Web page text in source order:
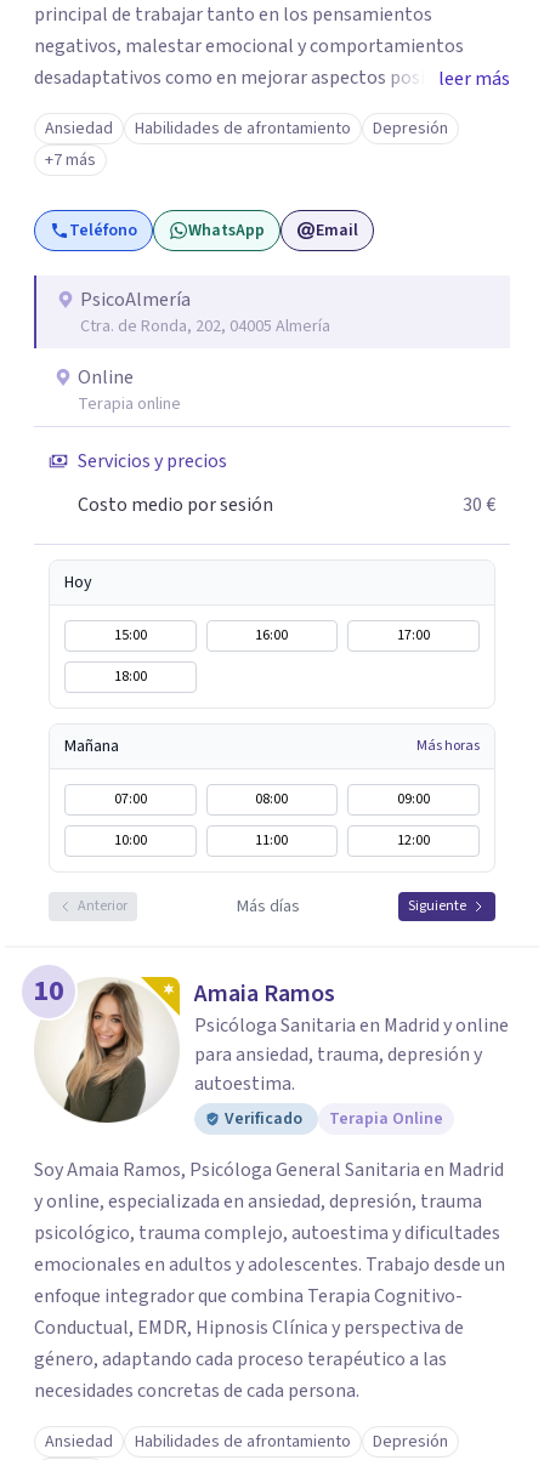
principal de trabajar tanto en los pensamientos
negativos, malestar emocional y comportamientos
desadaptativos como en mejorar aspectos positivos,
habilidades y desarrollo personal. ¡Tus objetivos son los
míos y juntos los alcanzaremos!. Mi objetivo principal es
que consigas el bienestar y equilibrio que buscas, siendo
consciente de que cada persona es diferente y por ello
inicialmente realizaremos una adecuada evaluación para
personalizado. Utilizo diferentes técnicas psicológicas
aunque mi especialidad es la hipnosis clínica, como
eficacia, reduciendo el tiempo de tratamiento y
consiguiendo cambios positivos desde la primera sesión.
¿Tienes dudas de cómo enfocaré tu problema o situación?
momento de dar el paso a una nueva etapa en tu vida.
leer más
Ansiedad Habilidades de afrontamiento
Depresión
+7 más
Teléfono WhatsApp Email
PsicoAlmería
Ctra. de Ronda, 202, 04005 Almería
Online
Terapia online
Servicios y precios
Costo medio por sesión
30 €
Hoy
15:00 16:00
17:00
18:00
Mañana Más horas
07:00 08:00
09:00
10:00
11:00 12:00
Anterior Más días Siguiente
10 Amaia Ramos
Psicóloga Sanitaria en Madrid y online
para ansiedad, trauma, depresión y
autoestima.
Verificado Terapia Online
Soy Amaia Ramos, Psicóloga General Sanitaria en Madrid
y online, especializada en ansiedad, depresión, trauma
psicológico, trauma complejo, autoestima y dificultades
emocionales en adultos y adolescentes. Trabajo desde un
enfoque integrador que combina Terapia Cognitivo-
Conductual, EMDR, Hipnosis Clínica y perspectiva de
género, adaptando cada proceso terapéutico a las
necesidades concretas de cada persona.
Ansiedad Habilidades de afrontamiento
Depresión